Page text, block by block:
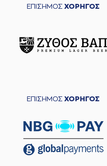
ΕΠΙΣΗΜΟΣ ΧΟΡΗΓΟΣ
ΕΠΙΣΗΜΟΣ ΧΟΡΗΓΟΣ